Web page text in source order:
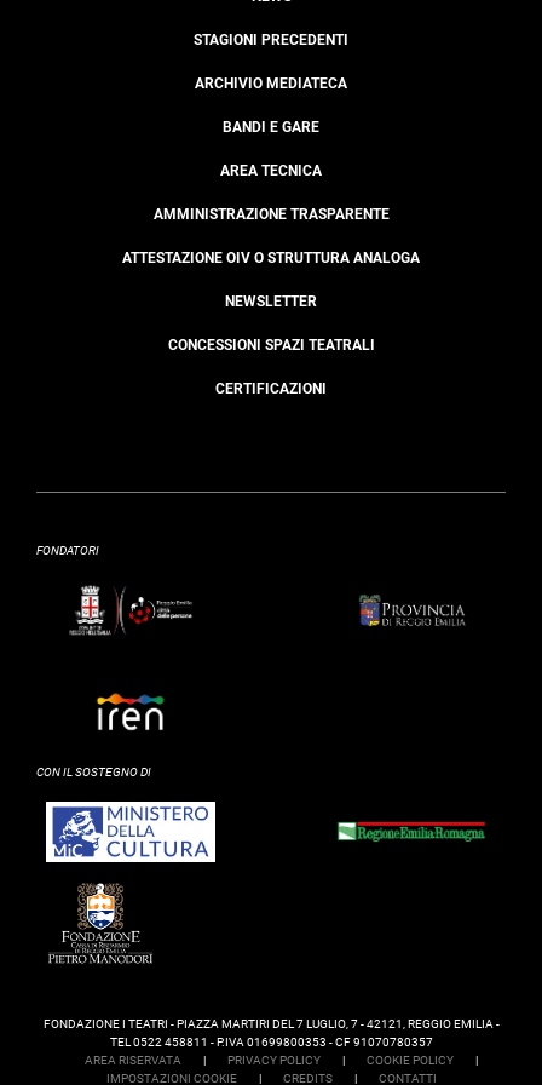
STAGIONI PRECEDENTI
ARCHIVIO MEDIATECA
BANDI E GARE
AREA TECNICA
AMMINISTRAZIONE TRASPARENTE
ATTESTAZIONE OIV O STRUTTURA ANALOGA
NEWSLETTER
CONCESSIONI SPAZI TEATRALI
CERTIFICAZIONI
FONDATORI
CON IL SOSTEGNO DI
FONDAZIONE I TEATRI - PIAZZA MARTIRI DEL 7 LUGLIO, 7 - 42121, REGGIO EMILIA -
TEL 0522 458811 - P.IVA 01699800353 - CF 91070780357
AREA RISERVATA
| PRIVACY POLICY | COOKIE POLICY
|
IMPOSTAZIONI COOKIE
| CREDITS | CONTATTI